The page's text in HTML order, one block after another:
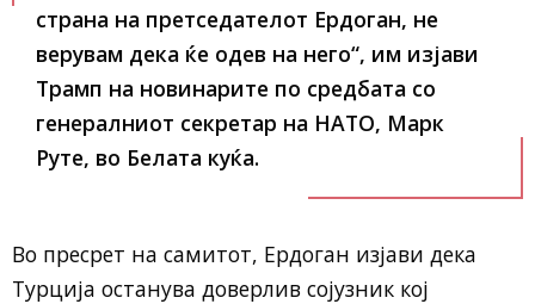
страна на претседателот Ердоган, не
верувам дека ќе одев на него“, им изјави
Трамп на новинарите по средбата со
генералниот секретар на НАТО, Марк
Руте, во Белата куќа.
Во пресрет на самитот, Ердоган изјави дека
Турција останува доверлив сојузник кој